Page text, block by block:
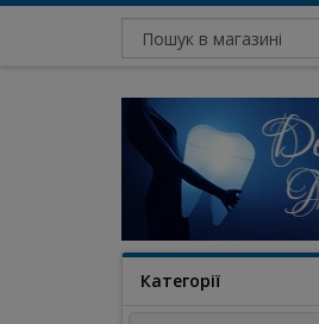
Категорії